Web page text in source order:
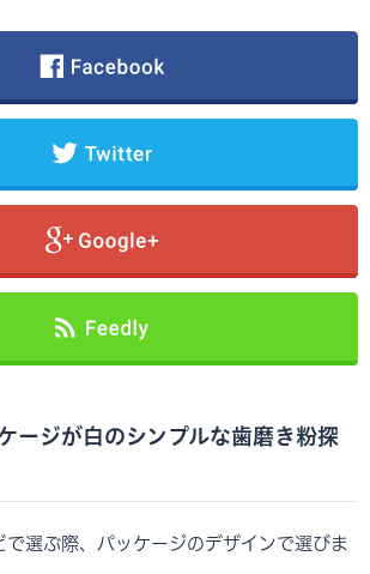
ージが白のシンプルな歯磨き粉探
選ぶ際、パッケージのデザインで選びま